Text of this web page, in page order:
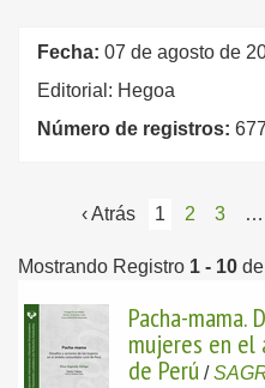
Fecha: 07 de agosto de
Editorial: Hegoa
Número de registros: 677
‹ Atrás 1 2 3 …
Mostrando Registro 1 - 10 de
Pacha-mama.
mujeres en el
de Perú /